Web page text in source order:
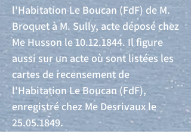
l'Habitation Le Boucan (FdF) de M.
Broquet à M. Sully, acte déposé chez
Me Husson le10.12.1844. Il figure
aussi sur un acte où sont listées les
cartes de recensement de
l'Habitation Le Boucan (FdF),
enregistré chez Me Desrivaux le
25.05.1849.